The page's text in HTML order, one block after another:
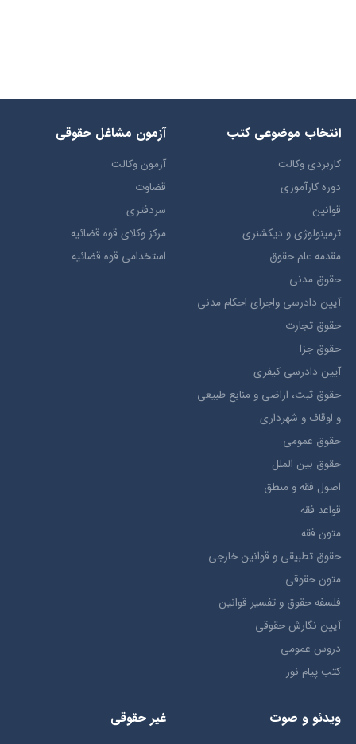
انتخاب​ موضوعي​ کتب
کاربردی وکالت
دوره کارآموزی
قوانین
ترمينولوژي و ديکشنري
مقدمه علم حقوق
حقوق مدني
آيين دادرسي ​واجراي ​احکام ​مدني
حقوق تجارت
حقوق جزا
آيین دادرسی کیفری
حقوق ثبت، اراضي و منابع طبيعي
و اوقاف و شهرداری
حقوق عمومی
حقوق بين الملل
اصول فقه و منطق
قواعد فقه
متون فقه
حقوق تطبيقي و قوانین خارجی
متون حقوقي
فلسفه حقوق و تفسیر قوانین
آیین نگارش حقوقی
دروس عمومی
کتب پیام نور
آزمون مشاغل حقوقی
آزمون وکالت
قضاوت
سردفتری
مرکز وکلای قوه قضائیه
استخدامی قوه قضائیه
ویدئو و صوت غیر حقوقی